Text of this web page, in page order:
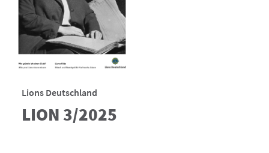
Lions Deutschland
LION 3/2025